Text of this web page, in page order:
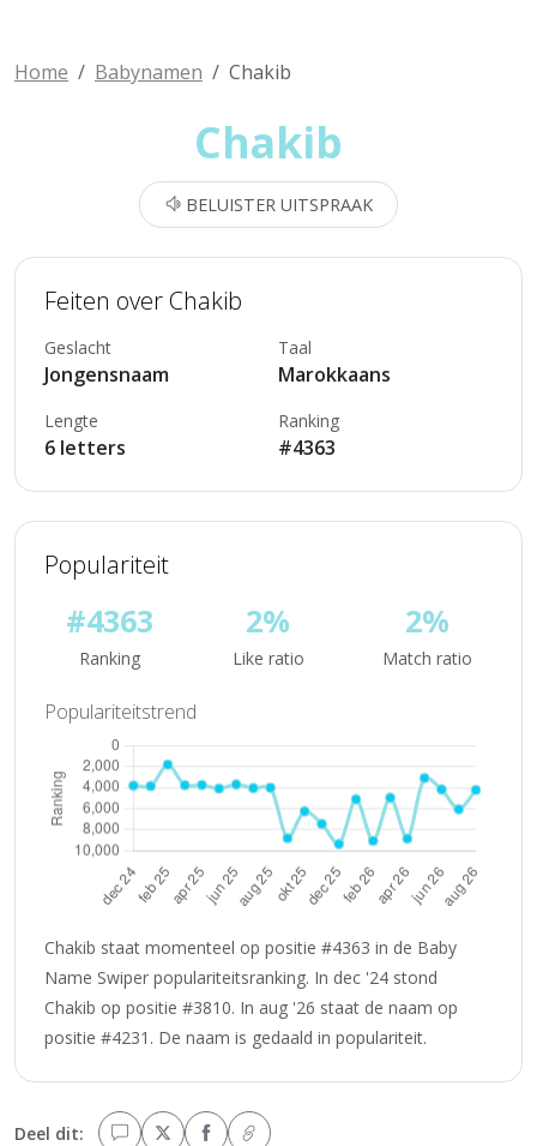
Home Babynamen Chakib
Chakib
BELUISTER UITSPRAAK
Feiten over Chakib
Geslacht
Jongensnaam
Taal
Marokkaans
Lengte
6 letters
Ranking
#4363
Populariteit
#4363
Ranking
2%
Like ratio
2%
Match ratio
Populariteitstrend
Chakib staat momenteel op positie #4363 in de Baby
Name Swiper populariteitsranking. In dec '24 stond
Chakib op positie #3810. In aug '26 staat de naam op
positie #4231. De naam is gedaald in populariteit.
Deel dit: